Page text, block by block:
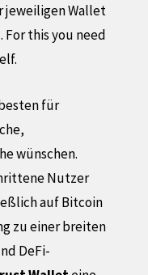
jeweiligen Wallet
. For this you need
für
wünschen.
Nutzer
auf Bitcoin
zu einer breiten
DeFi-